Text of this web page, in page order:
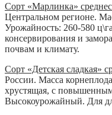
Сорт «Марлинка»
Центральном регионе.
Урожайность: 260-580
консервирования и
почвам и климату.
Сорт «Детская сладкая»
России. Масса
хрустящая, с
Высокоурожайный. Для